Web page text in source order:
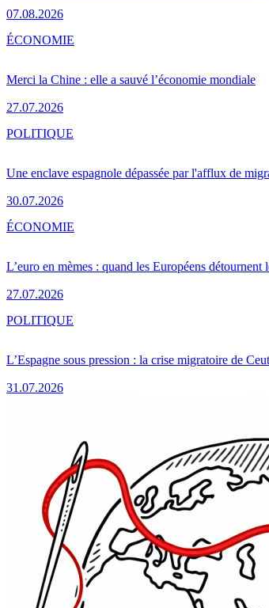
07.08.2026
Merci la Chine : elle a sauvé l’économie mondiale
27.07.2026
ÉCONOMIE
Une enclave espagnole dépassée par l'afflux de
30.07.2026
POLITIQUE
L’euro en mèmes : quand les Européens détournent
27.07.2026
ÉCONOMIE
L’Espagne sous pression : la crise migratoire de
31.07.2026
POLITIQUE